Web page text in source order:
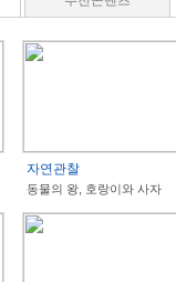
자연관찰
동물의 왕, 호랑이와 사자